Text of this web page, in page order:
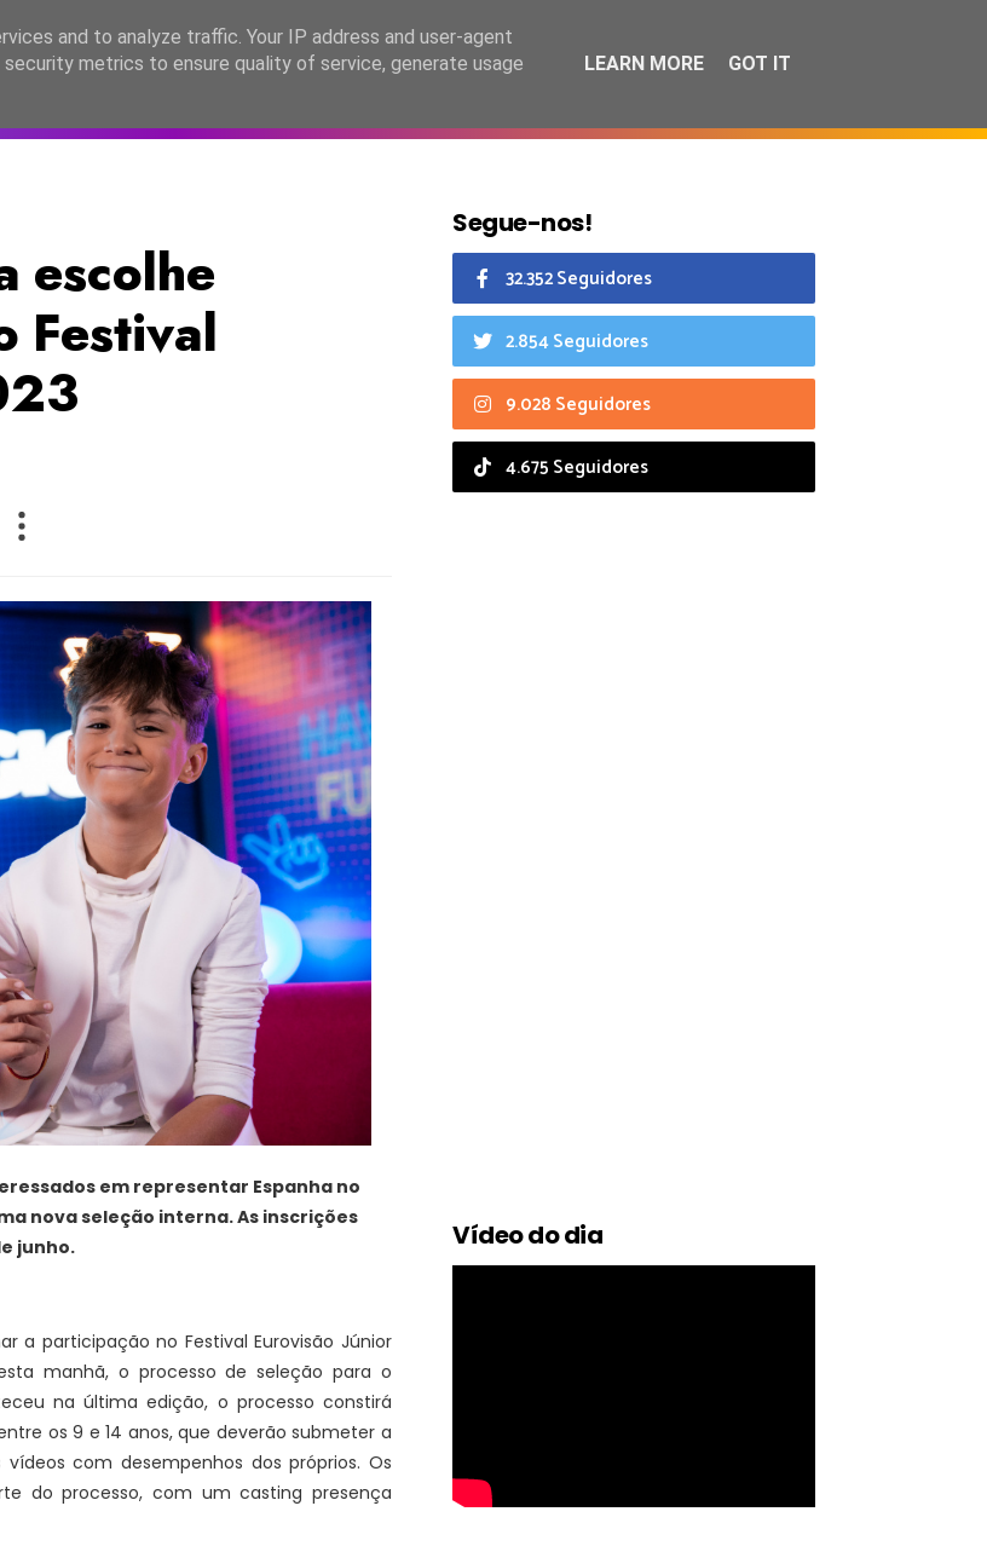
PORTUGAL LANÇAMENTOS ESPECIAIS CALENDÁRIO
escolhe
Festival
em representar Espanha no
nova seleção interna. As inscrições
junho.
a participação no Festival Eurovisão Júnior
manhã, o processo de seleção para o
na última edição, o processo constirá
os 9 e 14 anos, que deverão submeter a
com desempenhos dos próprios. Os
do processo, com um casting presença
Segue-nos!
32.352 Seguidores
2.854 Seguidores
9.028 Seguidores
4.675 Seguidores
Vídeo do dia
and to analyze traffic. Your IP address and user-agent
metrics to ensure quality of service, generate usage
LEARN MORE GOT IT